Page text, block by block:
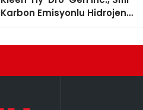
Karbon Emisyonlu Hidrojen
Isıtma Teknolojisinde ISO ve